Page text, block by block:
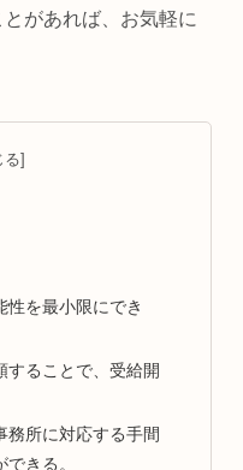
があれば、お気軽に
性を最小限にでき
することで、受給開
務所に対応する手間
きる。